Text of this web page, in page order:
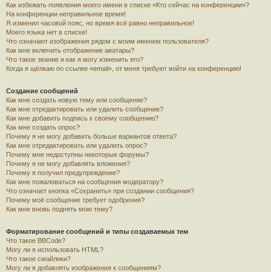
Как избежать появления моего имени в списке «Кто сейчас на конференции»?
На конференции неправильное время!
Я изменил часовой пояс, но время всё равно неправильное!
Моего языка нет в списке!
Что означают изображения рядом с моим именем пользователя?
Как мне включить отображение аватары?
Что такое звание и как я могу изменить его?
Когда я щёлкаю по ссылке «email», от меня требуют войти на конференцию!
Создание сообщений
Как мне создать новую тему или сообщение?
Как мне отредактировать или удалить сообщение?
Как мне добавить подпись к своему сообщению?
Как мне создать опрос?
Почему я не могу добавить больше вариантов ответа?
Как мне отредактировать или удалить опрос?
Почему мне недоступны некоторые форумы?
Почему я не могу добавлять вложения?
Почему я получил предупреждение?
Как мне пожаловаться на сообщения модератору?
Что означает кнопка «Сохранить» при создании сообщения?
Почему моё сообщение требует одобрения?
Как мне вновь поднять мою тему?
Форматирование сообщений и типы создаваемых тем
Что такое BBCode?
Могу ли я использовать HTML?
Что такое смайлики?
Могу ли я добавлять изображения к сообщениям?